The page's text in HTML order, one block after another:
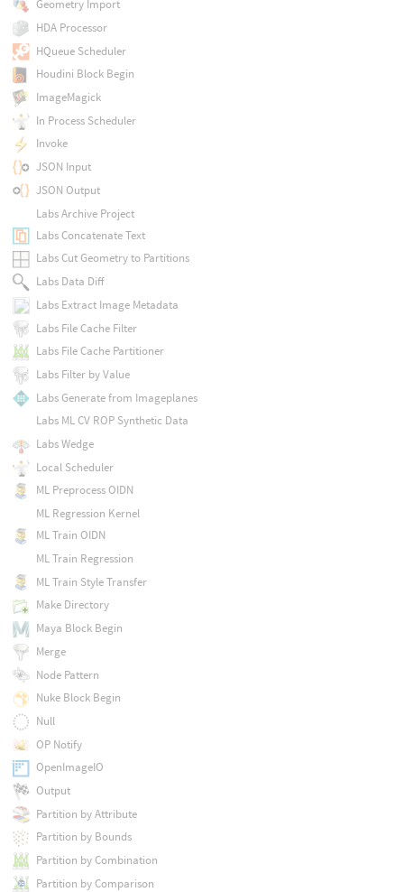
Geometry Import
HDA Processor
HQueue Scheduler
Houdini Block Begin
ImageMagick
In Process Scheduler
Invoke
JSON Input
JSON Output
Labs Archive Project
Labs Concatenate Text
Labs Cut Geometry to Partitions
Labs Data Diff
Labs Extract Image Metadata
Labs File Cache Filter
Labs File Cache Partitioner
Labs Filter by Value
Labs Generate from Imageplanes
Labs ML CV ROP Synthetic Data
Labs Wedge
Local Scheduler
ML Preprocess OIDN
ML Regression Kernel
ML Train OIDN
ML Train Regression
ML Train Style Transfer
Make Directory
Maya Block Begin
Merge
Node Pattern
Nuke Block Begin
Null
OP Notify
OpenImageIO
Output
Partition by Attribute
Partition by Bounds
Partition by Combination
Partition by Comparison